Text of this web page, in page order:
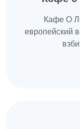
Кафе О
европейский